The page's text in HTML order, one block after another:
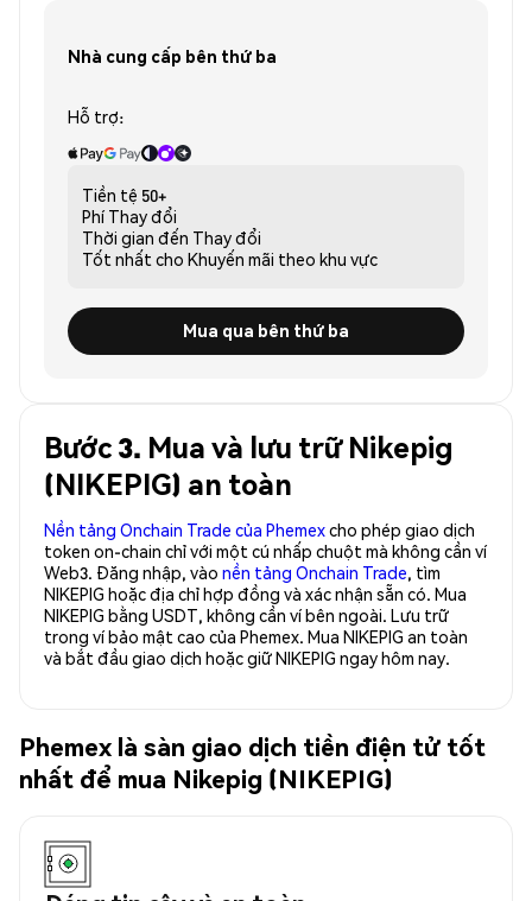
Nhà cung cấp bên thứ ba
Hỗ trợ:
Tiền tệ 50+
Phí Thay đổi
Thời gian đến Thay đổi
Tốt nhất cho Khuyến mãi theo khu vực
Mua qua bên thứ ba
Bước 3. Mua và lưu trữ Nikepig
(NIKEPIG) an toàn
Nền tảng Onchain Trade của Phemexcho phép giao dịch
token on-chain chỉ với một cú nhấp chuột mà không cần ví
Web3. Đăng nhập, vào nền tảng Onchain Trade, tìm
NIKEPIG hoặc địa chỉ hợp đồng và xác nhận sẵn có. Mua
NIKEPIG bằng USDT, không cần ví bên ngoài. Lưu trữ
trong ví bảo mật cao của Phemex. Mua NIKEPIG an toàn
và bắt đầu giao dịch hoặc giữ NIKEPIG ngay hôm nay.
Phemex là sàn giao dịch tiền điện tử tốt
nhất để mua Nikepig (NIKEPIG)